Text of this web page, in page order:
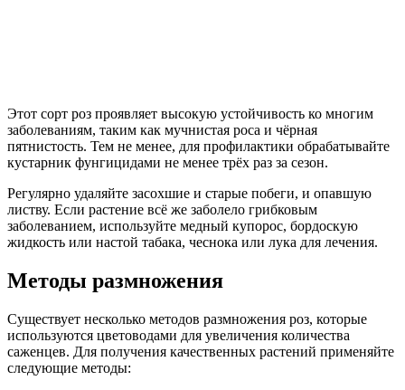
Этот сорт роз проявляет высокую устойчивость ко многим
заболеваниям, таким как мучнистая роса и чёрная
пятнистость. Тем не менее, для профилактики обрабатывайте
кустарник фунгицидами не менее трёх раз за сезон.
Регулярно удаляйте засохшие и старые побеги, и опавшую
листву. Если растение всё же заболело грибковым
заболеванием, используйте медный купорос, бордоскую
жидкость или настой табака, чеснока или лука для лечения.
Методы размножения
Существует несколько методов размножения роз, которые
используются цветоводами для увеличения количества
саженцев. Для получения качественных растений применяйте
следующие методы: